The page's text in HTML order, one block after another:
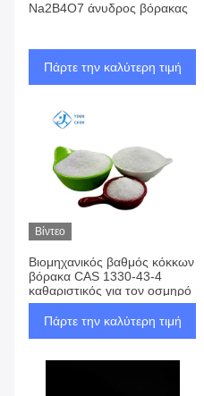
Na2B4O7 άνυδρος βόρακας
Πάρτε την καλύτερη τιμή
Βίντεο
Βιομηχανικός βαθμός κόκκων
βόρακα CAS 1330-43-4
καθαριστικός για τον οσμηρό
Πάρτε την καλύτερη τιμή